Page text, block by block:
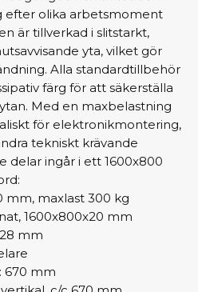
efter olika arbetsmoment
är tillverkad i slitstarkt,
yta, vilket gör
Alla standardtillbehör
färg för att säkerställa
Med en maxbelastning
för elektronikmontering,
tekniskt krävande
delar ingår i ett 1600x800
mm, maxlast 300 kg
1600x800x20 mm
mm
670 mm